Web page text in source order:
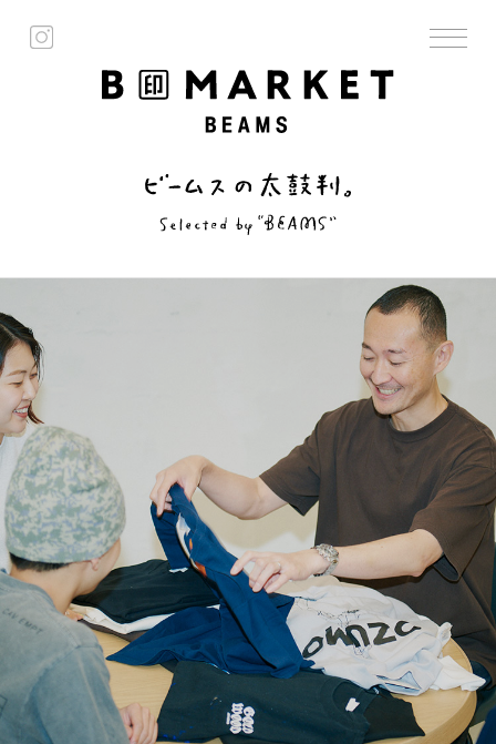
私の偏愛話、聞いていってくれませんか？